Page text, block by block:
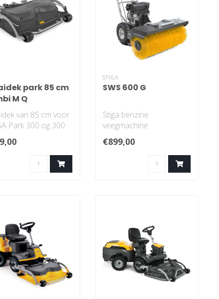
park 85 cm
M Q
van 85 cm voor
Park 300 og 300
XQ met
te..
STIGA
SWS 600 G
Stiga benzine
veegmachine
Aandrijving Zelfrijdend
Werkbreedte 60 cm
€899,00